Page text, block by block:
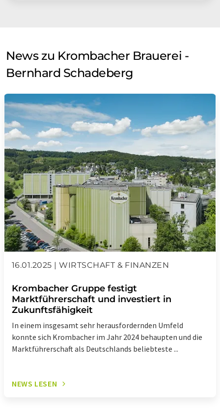
News zu Krombacher Brauerei -
Bernhard Schadeberg
16.01.2025 | WIRTSCHAFT & FINANZEN
Krombacher Gruppe festigt
Marktführerschaft und investiert in
Zukunftsfähigkeit
In einem insgesamt sehr herausfordernden Umfeld
konnte sich Krombacher im Jahr 2024 behaupten und die
Marktführerschaft als Deutschlands beliebteste ...
NEWS LESEN